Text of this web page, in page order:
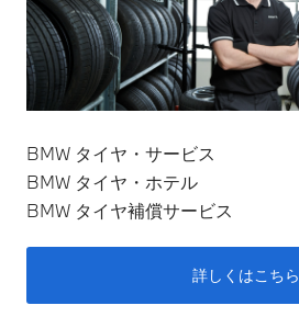
BMW タイヤ・サービス
BMW タイヤ・ホテル
BMW タイヤ補償サービス
詳しくはこちら